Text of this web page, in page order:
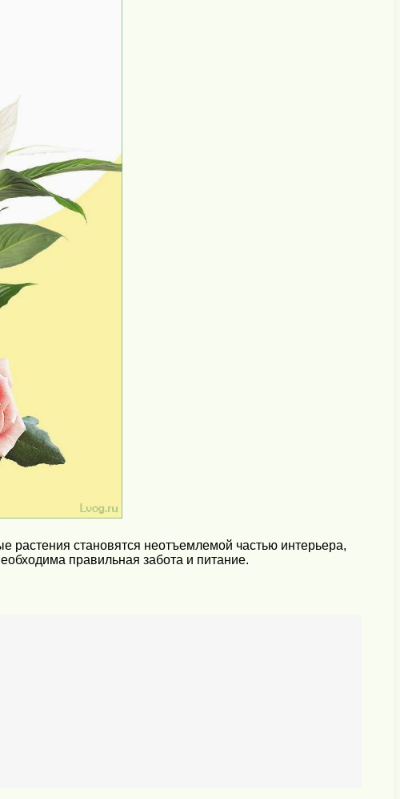
становятся неотъемлемой частью интерьера,
правильная забота и питание.